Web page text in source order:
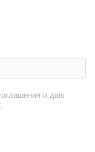
и даю